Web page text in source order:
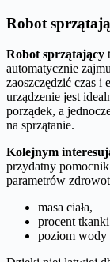
Robot
Robot sprzątający
automatycznie
zaoszczędzić czas i
urządzenie jest
porządek, a
na sprzątanie.
Kolejnym
przydatny
parametrów
masa ciała,
procent
poziom wody